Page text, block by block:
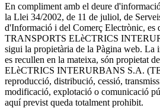
En compliment amb el deure
la Llei 34/2002, de 11 de juliol, de
d'Informació i del Comerç Electrònic, es
TRANSPORTS ELèCTRICS
sigui la propietària de la Pàgina web. La
es recullen en la mateixa, són propietat
ELèCTRICS INTERURBANS S.A.
reproducció, distribució, cessió,
modificació, explotació o comunicació
aquí previst queda totalment prohibit.